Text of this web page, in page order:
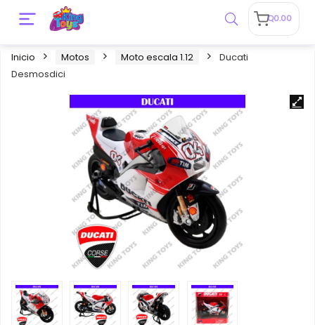
Q0.00
Inicio Motos Moto escala 1.12
Ducati
Desmosdici